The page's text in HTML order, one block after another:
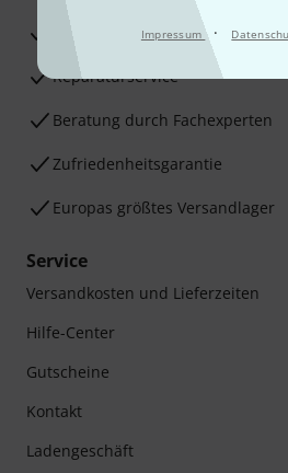
Impressum ·
30 Tage Money-Back-Garantie
Reparaturservice
Beratung durch Fachexperten
Zufriedenheitsgarantie
Europas größtes Versandlager
Service
Versandkosten und Lieferzeiten
Hilfe-Center
Gutscheine
Kontakt
Ladengeschäft